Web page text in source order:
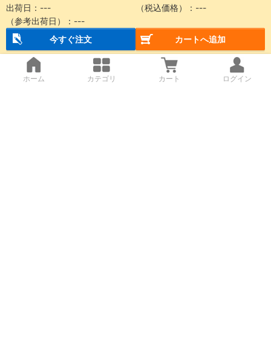
出荷日： --- （税込価格）： ---
（参考出荷日）： ---
今すぐ注文
カートへ追加
ホーム カテゴリ カート ログイン